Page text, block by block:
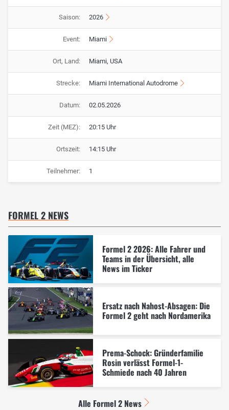
Saison: 2026
Event: Miami
Ort, Land: Miami, USA
Strecke: Miami International Autodrome
Datum: 02.05.2026
Zeit (MEZ): 20:15 Uhr
Ortszeit: 14:15 Uhr
Teilnehmer: 1
FORMEL 2 NEWS
Formel 2 2026: Alle Fahrer und
Teams in der Übersicht, alle
News im Ticker
Ersatz nach Nahost-Absagen: Die
Formel 2 geht nach Nordamerika
Prema-Schock: Gründerfamilie
Rosin verlässt Formel-1-
Schmiede nach 40 Jahren
Alle Formel 2 News